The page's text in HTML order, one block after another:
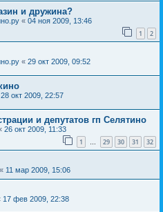
и дружина?
« 04 ноя 2009, 13:46
1 2
« 29 окт 2009, 09:52
28 окт 2009, 22:57
и депутатов гп Селятино
26 окт 2009, 11:33
1 … 29 30 31 32
« 11 мар 2009, 15:06
17 фев 2009, 22:38